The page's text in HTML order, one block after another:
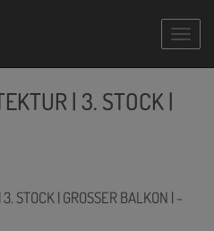
| 3. STOCK |